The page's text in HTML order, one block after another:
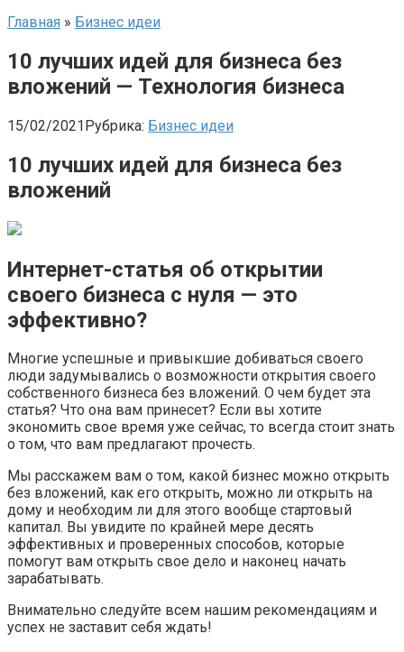
Главная » Бизнес идеи
10 лучших идей для бизнеса без
вложений — Технология бизнеса
15/02/2021Рубрика: Бизнес идеи
10 лучших идей для бизнеса без
вложений
Интернет-статья об открытии
своего бизнеса с нуля — это
эффективно?
Многие успешные и привыкшие добиваться своего
люди задумывались о возможности открытия своего
собственного бизнеса без вложений. О чем будет эта
статья? Что она вам принесет? Если вы хотите
экономить свое время уже сейчас, то всегда стоит знать
о том, что вам предлагают прочесть.
Мы расскажем вам о том, какой бизнес можно открыть
без вложений, как его открыть, можно ли открыть на
дому и необходим ли для этого вообще стартовый
капитал. Вы увидите по крайней мере десять
эффективных и проверенных способов, которые
помогут вам открыть свое дело и наконец начать
зарабатывать.
Внимательно следуйте всем нашим рекомендациям и
успех не заставит себя ждать!